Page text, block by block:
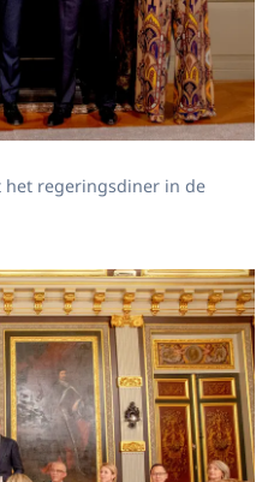
regeringsdiner in de